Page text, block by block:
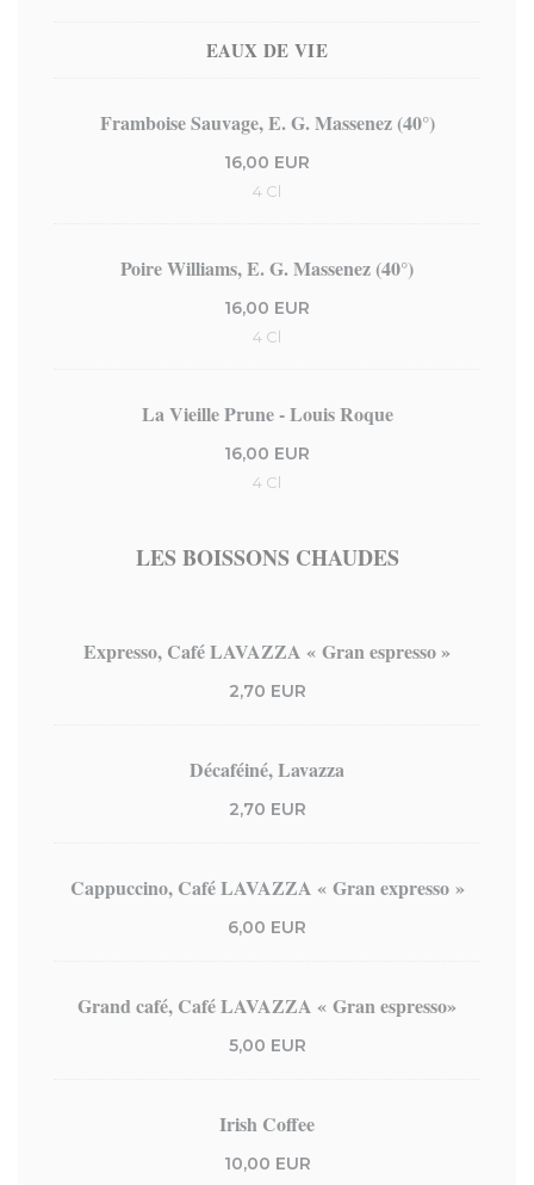
EAUX DE VIE
Framboise Sauvage, E. G. Massenez (40°)
16,00 EUR
4 Cl
Poire Williams, E. G. Massenez (40°)
16,00 EUR
4 Cl
La Vieille Prune - Louis Roque
16,00 EUR
4 Cl
LES BOISSONS CHAUDES
Expresso, Café LAVAZZA « Gran espresso »
2,70 EUR
Décaféiné, Lavazza
2,70 EUR
Cappuccino, Café LAVAZZA « Gran expresso »
6,00 EUR
Grand café, Café LAVAZZA « Gran espresso»
5,00 EUR
Irish Coffee
10,00 EUR